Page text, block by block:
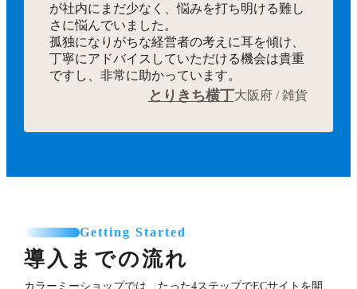
が社内にまだ少なく、悩みを打ち明ける難し
さに悩んでいました。
孤独になりがちな経営者の考えに耳を傾け、
丁寧にアドバイスしていただける機会は貴重
ですし、非常に助かっています。
とりきち横丁大阪府 / 雑貨
Getting Started
導入までの流れ
カラーミーショップでは、たった4ステップでECサイトを開